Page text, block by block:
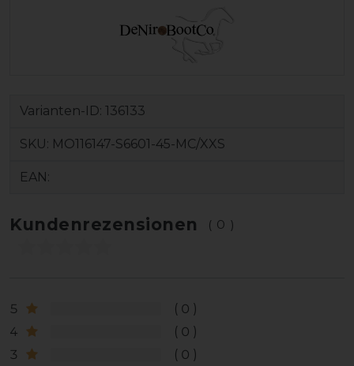
Varianten-ID: 136133
SKU: MO116147-S6601-45-MC/XXS
EAN:
Kundenrezensionen (0)
5
0
4
0
3
0